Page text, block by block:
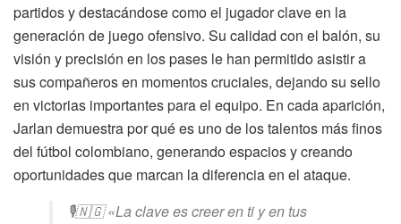
partidos y destacándose como el jugador clave en la
generación de juego ofensivo. Su calidad con el balón, su
visión y precisión en los pases le han permitido asistir a
sus compañeros en momentos cruciales, dejando su sello
en victorias importantes para el equipo. En cada aparición,
Jarlan demuestra por qué es uno de los talentos más finos
del fútbol colombiano, generando espacios y creando
oportunidades que marcan la diferencia en el ataque.
🎙🇳🇬 «La clave es creer en ti y en tus